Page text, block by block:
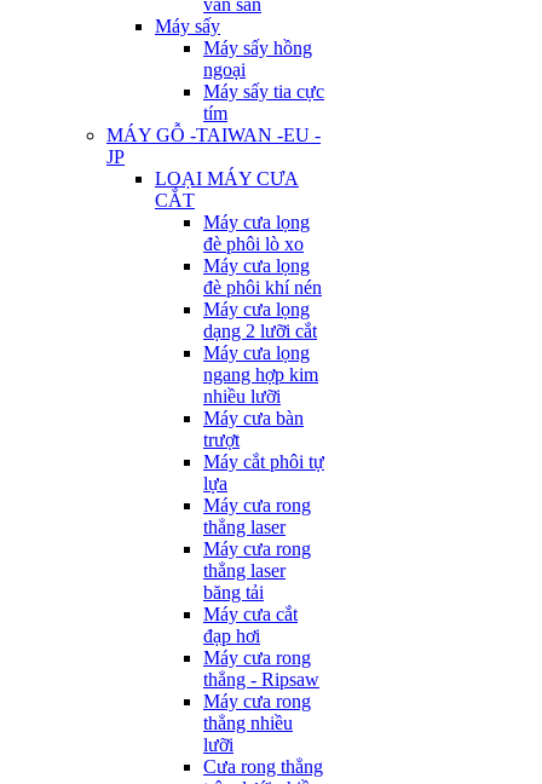
ván sàn
Máy sấy
Máy sấy hồng
ngoại
Máy sấy tia cực
tím
MÁY GỖ -TAIWAN -EU -
JP
LOẠI MÁY CƯA
CẮT
Máy cưa lọng
đè phôi lò xo
Máy cưa lọng
đè phôi khí nén
Máy cưa lọng
dạng 2 lưỡi cắt
Máy cưa lọng
ngang hợp kim
nhiều lưỡi
Máy cưa bàn
trượt
Máy cắt phôi tự
lựa
Máy cưa rong
thẳng laser
Máy cưa rong
thẳng laser
băng tải
Máy cưa cắt
đạp hơi
Máy cưa rong
thẳng - Ripsaw
Máy cưa rong
thẳng nhiều
lưỡi
Cưa rong thẳng